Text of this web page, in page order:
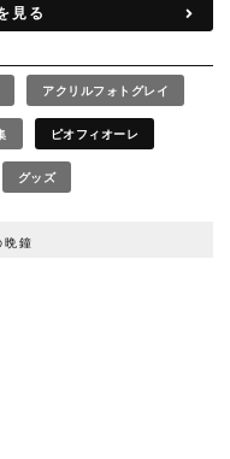
見る
アクリルフォトグレイ
ピオフィオーレ
グッズ
鐘